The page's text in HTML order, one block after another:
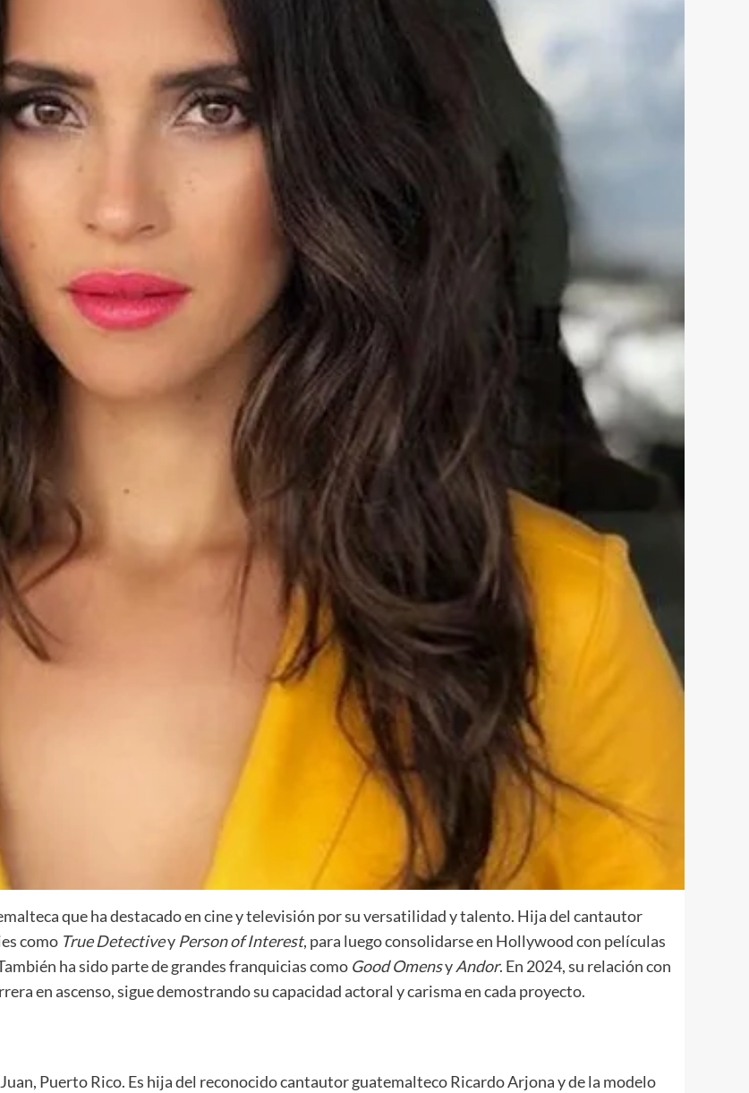
que ha destacado en cine y televisión por su versatilidad y talento. Hija del cantautor
como True Detectivey Person of Interest, para luego consolidarse en Hollywood con películas
ha sido parte de grandes franquicias como Good OmensyAndor. En 2024, su relación con
en ascenso, sigue demostrando su capacidad actoral y carisma en cada proyecto.
Puerto Rico. Es hija del reconocido cantautor guatemalteco Ricardo Arjona y de la modelo